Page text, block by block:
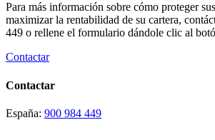
Para más información sobre cómo proteger
maximizar la rentabilidad de su cartera,
449 o rellene el formulario dándole clic al
Contactar
Contactar
España: 900 984 449